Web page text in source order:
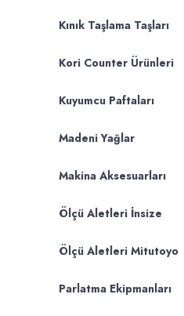
Kınık Taşlama Taşları
Kori Counter Ürünleri
Kuyumcu Paftaları
Madeni Yağlar
Makina Aksesuarları
Ölçü Aletleri İnsize
Ölçü Aletleri Mitutoyo
Parlatma Ekipmanları